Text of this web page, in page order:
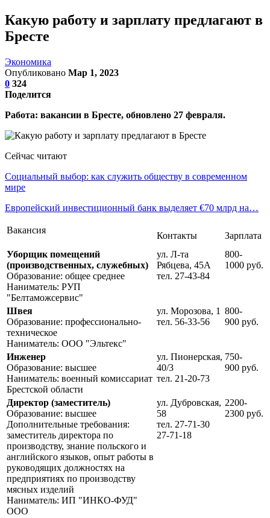
Какую работу и зарплату предлагают в
Бресте
Экономика
Опубликовано Мар 1, 2023
0 324
Поделится
Работа: вакансии в Бресте, обновлено 27 февраля.
Сейчас читают
Социальный выбор: как служить обществу в современном
мире
Европейский инвестиционный банк выделяет €70 млрд на…
Вакансия
Контакты
Зарплата
Уборщик помещений
(производственных, служебных)
Образование: общее среднее
Наниматель: РУП
"Белтаможсервис"
ул. Л-та
Рябцева, 45А
тел. 27-43-84
800-
1000 руб.
Швея
Образование: профессионально-
техническое
Наниматель: ООО "Эльтекс"
ул. Морозова, 1
тел. 56-33-56
800-
900 руб.
Инженер
Образование: высшее
Наниматель: военный комиссариат
Брестской области
ул. Пионерская,
40/3
тел. 21-20-73
750-
900 руб.
Директор (заместитель)
Образование: высшее
Дополнительные требования:
заместитель директора по
производству, знание польского и
английского языков, опыт работы в
руководящих должностях на
предприятиях по производству
мясных изделий
Наниматель: ИП "ИНКО-ФУД"
ООО
ул. Дубровская,
58
тел. 27-71-30
27-71-18
2200-
2300 руб.